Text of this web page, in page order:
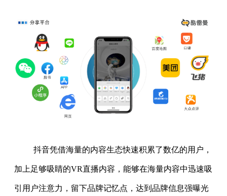
抖音凭借海量的内容生态快速积累了数亿的用户，
加上足够吸睛的VR直播内容，能够在海量内容中迅速吸
引用户注意力，留下品牌记忆点，达到品牌信息强曝光